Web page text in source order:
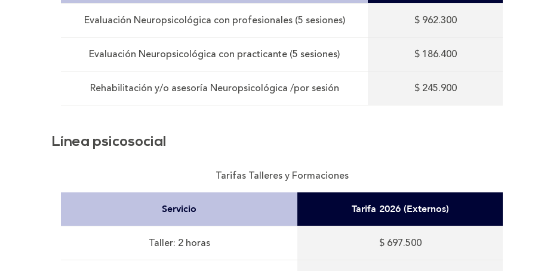
Evaluación Neuropsicológica con profesionales (5 sesiones) $ 962.300
Evaluación Neuropsicológica con practicante (5 sesiones) $ 186.400
Rehabilitación y/o asesoría Neuropsicológica /por sesión $ 245.900
Línea psicosocial
Tarifas Talleres y Formaciones
Servicio Tarifa 2026 (Externos)
Taller: 2 horas $ 697.500